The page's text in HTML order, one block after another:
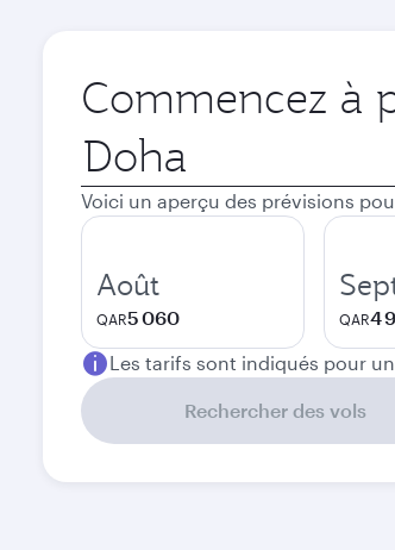
Commencez à
Ville
de
départ
Voici un aperçu des prévisions
Août
QAR5 060 QAR4
Les tarifs sont indiqués pour
Rechercher des vols